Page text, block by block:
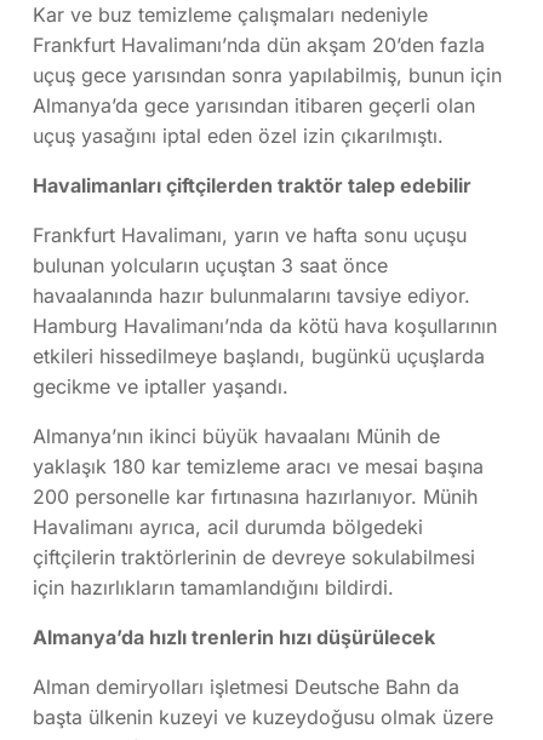
Kar ve buz temizleme çalışmaları nedeniyle
Frankfurt Havalimanı’nda dün akşam 20’den fazla
uçuş gece yarısından sonra yapılabilmiş, bunun için
Almanya’da gece yarısından itibaren geçerli olan
uçuş yasağını iptal eden özel izin çıkarılmıştı.
Havalimanları çiftçilerden traktör talep edebilir
Frankfurt Havalimanı, yarın ve hafta sonu uçuşu
bulunan yolcuların uçuştan 3 saat önce
havaalanında hazır bulunmalarını tavsiye ediyor.
Hamburg Havalimanı’nda da kötü hava koşullarının
etkileri hissedilmeye başlandı, bugünkü uçuşlarda
gecikme ve iptaller yaşandı.
Almanya’nın ikinci büyük havaalanı Münih de
yaklaşık 180 kar temizleme aracı ve mesai başına
200 personelle kar fırtınasına hazırlanıyor. Münih
Havalimanı ayrıca, acil durumda bölgedeki
çiftçilerin traktörlerinin de devreye sokulabilmesi
için hazırlıkların tamamlandığını bildirdi.
Almanya’da hızlı trenlerin hızı düşürülecek
Alman demiryolları işletmesi Deutsche Bahn da
başta ülkenin kuzeyi ve kuzeydoğusu olmak üzere